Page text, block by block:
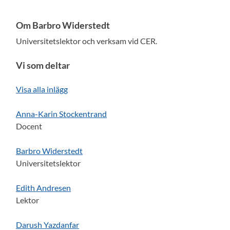
Om Barbro Widerstedt
Universitetslektor och verksam vid CER.
Vi som deltar
Visa alla inlägg
Anna-Karin Stockentrand
Docent
Barbro Widerstedt
Universitetslektor
Edith Andresen
Lektor
Darush Yazdanfar